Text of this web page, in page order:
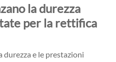
la durezza
per la rettifica
e le prestazioni